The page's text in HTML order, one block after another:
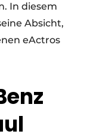
In diesem
Absicht,
eActros